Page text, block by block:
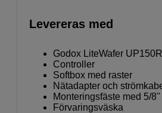
Levereras med
Godox LiteWafer
Controller
Softbox med raster
Nätadapter och
Monteringsfäste med 5/
Förvaringsväska